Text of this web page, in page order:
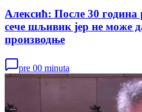
Алексић: После 30 година
сече шљивик јер не може
производњe
pre 00 minuta